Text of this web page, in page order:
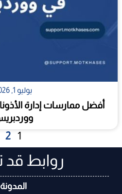
يوليو 1, 2026
أفضل ممارسات إدارة
1
2
روابط
المدونة